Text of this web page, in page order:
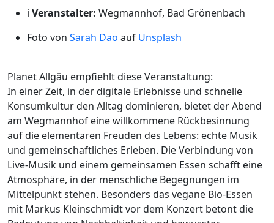
ℹ️ Veranstalter: Wegmannhof, Bad Grönenbach
Foto von Sarah Dao auf Unsplash
Planet Allgäu empfiehlt diese Veranstaltung:
In einer Zeit, in der digitale Erlebnisse und schnelle
Konsumkultur den Alltag dominieren, bietet der Abend
am Wegmannhof eine willkommene Rückbesinnung
auf die elementaren Freuden des Lebens: echte Musik
und gemeinschaftliches Erleben. Die Verbindung von
Live-Musik und einem gemeinsamen Essen schafft eine
Atmosphäre, in der menschliche Begegnungen im
Mittelpunkt stehen. Besonders das vegane Bio-Essen
mit Markus Kleinschmidt vor dem Konzert betont die